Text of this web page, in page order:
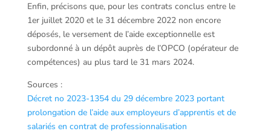
Enfin, précisons que, pour les contrats conclus entre le
1er juillet 2020 et le 31 décembre 2022 non encore
déposés, le versement de l’aide exceptionnelle est
subordonné à un dépôt auprès de l’OPCO (opérateur de
compétences) au plus tard le 31 mars 2024.
Sources :
Décret no 2023-1354 du 29 décembre 2023 portant
prolongation de l’aide aux employeurs d’apprentis et de
salariés en contrat de professionnalisation